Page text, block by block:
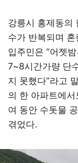
강릉시 홍제동의
수가 반복되며
입주민은 “어젯
7~8시간가량 단
지 못했다”라고
의 한 아파트에
여 동안 수돗물
겪었다.